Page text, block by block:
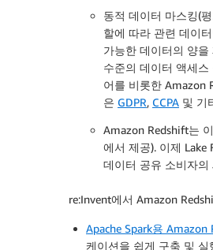
동적 데이터 마스킹(
할에 따라 관련 데이
가능한 데이터의 양
수준의 데이터 액세
어를 비롯한 Amazon
은 GDPR, CCPA 및 기
Amazon Redshift는
에서 제공). 이제
데이터 공유 소비자
re:Invent에서 Amazon
Apache Spark용 Amazon
케이션을 쉽게 구축 및